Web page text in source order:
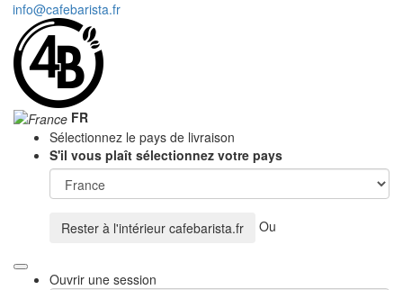
info@cafebarista.fr
FR
Sélectionnez le pays de livraison
S'il vous plaît sélectionnez votre pays
Rester à l'intérieur cafebarista.fr Ou
Ouvrir une session